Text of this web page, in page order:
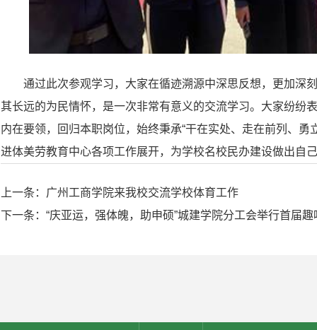
通过此次参观学习，大家在循迹溯源中深思反想，更加深
其长远的为民情怀，是一次非常有意义的交流学习。大家纷纷
内在要领，回归本职岗位，始终秉承“干在实处、走在前列、
进体美劳教育中心各项工作展开，为学校名校民办建设做出自己
上一条：广州工商学院来我校交流学校体育工作
下一条：“庆亚运，强体魄，助申硕”城建学院分工会举行首届